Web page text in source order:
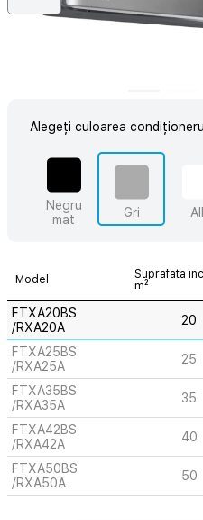
Alegeți culoarea
Negru
mat
Gri
Model
Suprafata
m²
FTXA20BS
/RXA20A
20
FTXA25BS
/RXA25A
25
FTXA35BS
/RXA35A
35
FTXA42BS
/RXA42A
40
FTXA50BS
/RXA50A
50